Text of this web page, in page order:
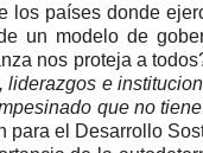
países donde
un modelo de
nos proteja a
liderazgos e
que no
para el Desarrollo